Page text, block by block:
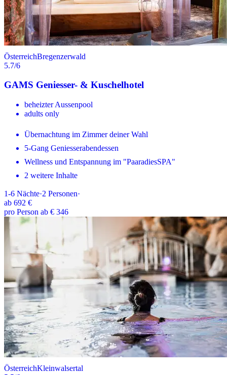
ÖsterreichBregenzerwald
5.7/6
GAMS Geniesser- & Kuschelhotel
beheizter Aussenpool
adults only
Übernachtung im Zimmer deiner Wahl
5-Gang Geniesserabendessen
Wellness und Entspannung im "PaaradiesSPA"
2 weitere Inhalte
1-6 Nächte·2 Personen·
ab 692 €
pro Person ab € 346
ÖsterreichKleinwalsertal